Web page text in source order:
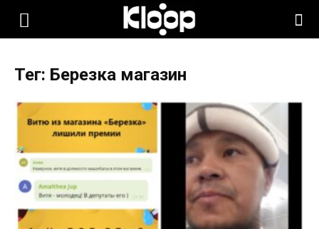
KLOOP.KG
Новости
Кыргызстана
Тег: Березка магазин